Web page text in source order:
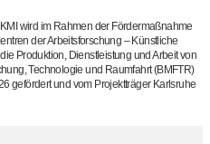
wird im Rahmen der Fördermaßnahme
der Arbeitsforschung – Künstliche
Produktion, Dienstleistung und Arbeit von
Technologie und Raumfahrt (BMFTR)
gefördert und vom Projektträger Karlsruhe